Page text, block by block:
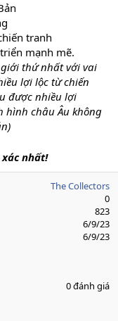
tranh
mạnh mẽ.
thứ nhất với vai
lợi lộc từ chiến
được nhiều lợi
châu Âu không
xác nhất!
The Collectors
0
823
6/9/23
6/9/23
0 đánh giá